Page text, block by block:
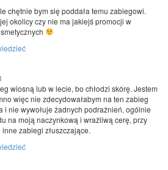
chętnie bym się poddała temu zabiegowi.
okolicy czy nie ma jakiejś promocji w
wiosną lub w lecie, bo chłodzi skórę. Jestem
więc nie zdecydowałabym na ten zabieg
i nie wywołuje żadnych podrażnień, ogólnie
na moją naczynkową i wrażliwą cerę, przy
zabiegi złuszczające.